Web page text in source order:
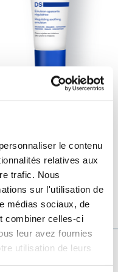
le contenu
relatives aux
trafic. Nous
sur l'utilisation de
médias sociaux, de
combiner celles-ci
leur avez fournies
utilisation de leurs
DS - EMULSIÓN
Cuidados para pieles irritadas)